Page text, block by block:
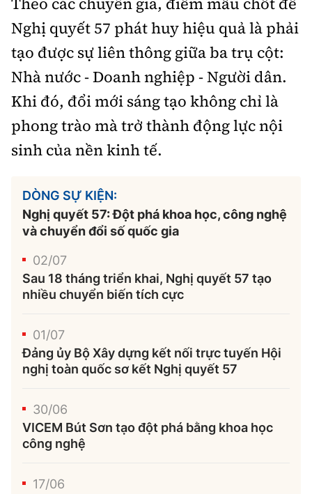
Nghị quyết 57 phát huy hiệu quả là phải
tạo được sự liên thông giữa ba trụ cột:
Nhà nước - Doanh nghiệp - Người dân.
Khi đó, đổi mới sáng tạo không chỉ là
phong trào mà trở thành động lực nội
sinh của nền kinh tế.
DÒNG SỰ KIỆN:
Nghị quyết 57: Đột phá khoa học, công nghệ
và chuyển đổi số quốc gia
02/07
Sau 18 tháng triển khai, Nghị quyết 57 tạo
nhiều chuyển biến tích cực
01/07
Đảng ủy Bộ Xây dựng kết nối trực tuyến Hội
nghị toàn quốc sơ kết Nghị quyết 57
30/06
VICEM Bút Sơn tạo đột phá bằng khoa học
công nghệ
17/06